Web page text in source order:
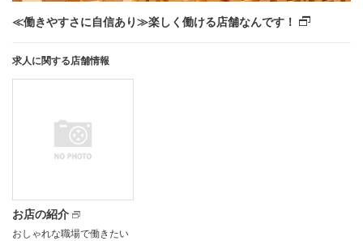
≪働きやすさに自信あり≫楽しく働ける店舗なんです！
求人に関する店舗情報
お店の紹介
おしゃれな職場で働きたい